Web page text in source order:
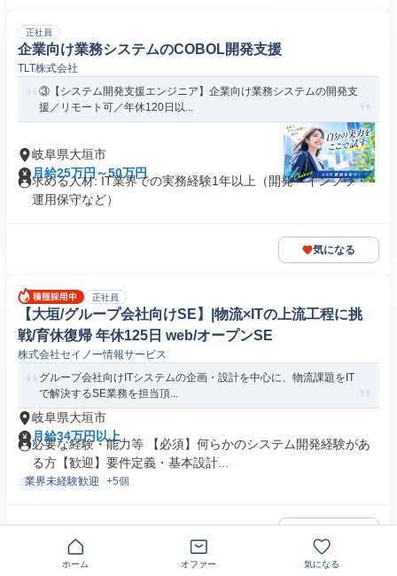
正社員
企業向け業務システムのCOBOL開発支援
TLT株式会社
③【システム開発支援エンジニア】企業向け業務システムの開発支
援／リモート可／年休120日以...
岐阜県大垣市
月給25万円～50万円
求める人材: IT業界での実務経験1年以上（開発・インフラ・
運用保守など）
気になる
正社員
【大垣/グループ会社向けSE】|物流×ITの上流工程に挑
戦/育休復帰 年休125日 web/オープンSE
株式会社セイノー情報サービス
グループ会社向けITシステムの企画・設計を中心に、物流課題をIT
で解決するSE業務を担当頂...
岐阜県大垣市
月給34万円以上
必要な経験・能力等 【必須】何らかのシステム開発経験があ
る方【歓迎】要件定義・基本設計...
業界未経験歓迎 +5個
ホーム オファー 気になる